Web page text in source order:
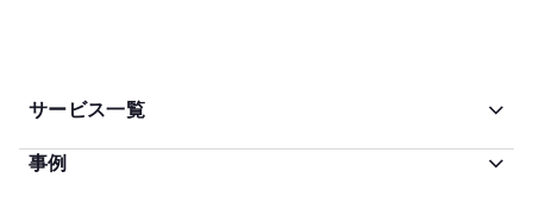
サービス一覧
事例